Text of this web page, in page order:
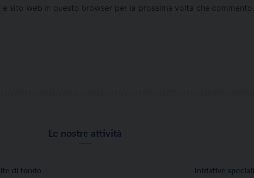
e sito web in questo browser per la prossima volta che commento.
Le nostre attività
di fondo
Iniziative speciali